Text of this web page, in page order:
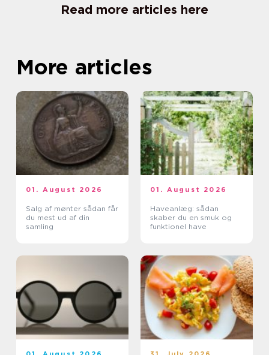
Read more articles here
More articles
01. August 2026
Salg af mønter sådan får
du mest ud af din
samling
01. August 2026
Haveanlæg: sådan
skaber du en smuk og
funktionel have